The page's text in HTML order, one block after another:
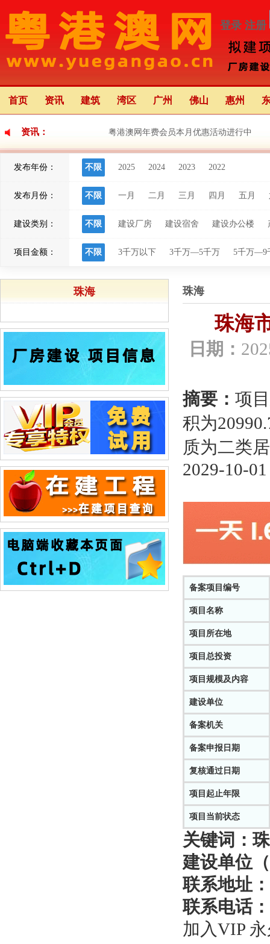
登录 注册
首页 资讯 建筑 湾区 广州 佛山 惠州
资讯： 粤港澳网年费会员本月优惠活动进行中
粤港澳大湾区应用场景创新中心（前海）
发布年份： 不限 2025 2024 2023 2022
发布月份： 不限 一月 二月 三月 四月 五月
建设类别： 不限 建设厂房 建设宿舍 建设办公楼
项目金额： 不限 3千万以下 3千万—5千万 5千万—9
珠海 珠海
珠海
日期：
摘要： 项
积为
质为二类
2029-10-01
备案项目编号
项目名称
项目所在地
项目总投资
项目规模及内容
建设单位
备案机关
备案申报日期
复核通过日期
项目起止年限
项目当前状态
关键词：
建设单位
联系地址：
联系电话：
加入VIP